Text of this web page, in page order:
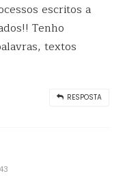
escritos a
Tenho
textos
RESPOSTA